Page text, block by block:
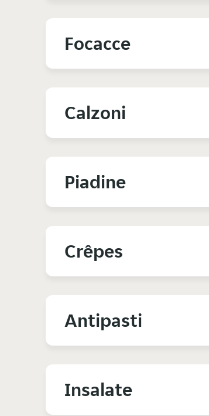
Focacce
Calzoni
Piadine
Crêpes
Antipasti
Insalate